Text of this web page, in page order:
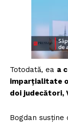
Totodată, ea a
imparțialitate
doi judecători,
Bogdan susține